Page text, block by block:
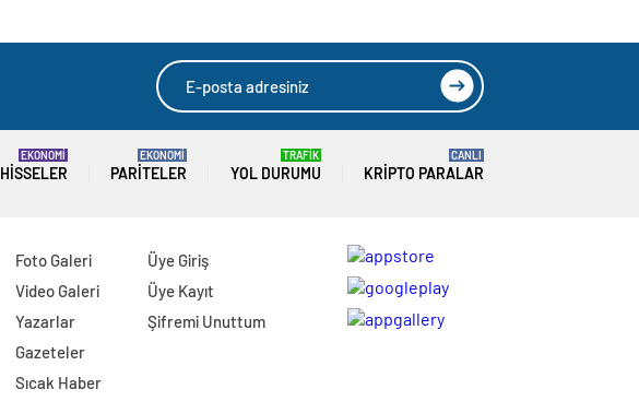
HISSELER
EKONOMİ
PARITELER
EKONOMİ
YOL DURUMU
TRAFİK
KRIPTO PARALAR
CANLI
Foto Galeri
Video Galeri
Yazarlar
Gazeteler
Sıcak Haber
Üye Giriş
Üye Kayıt
Şifremi Unuttum